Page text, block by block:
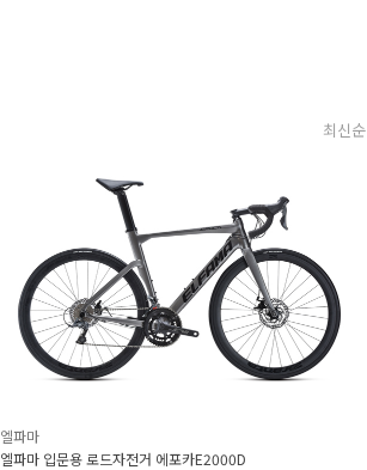
최신순
엘파마
엘파마 입문용 로드자전거 에포카E2000D